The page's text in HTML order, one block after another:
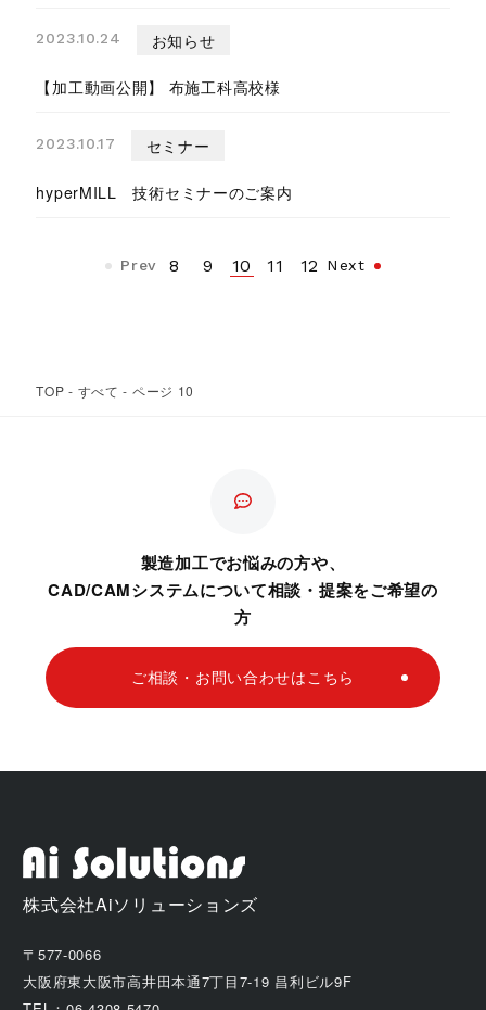
2023.10.24 お知らせ
【加工動画公開】 布施工科高校様
2023.10.17 セミナー
hyperMILL 技術セミナーのご案内
Prev 8 9 10 11 12 Next
TOP - すべて - ページ 10
製造加工でお悩みの方や、
CAD/CAMシステムについて相談・提案をご希望の
方
ご相談・お問い合わせはこちら
株式会社Aiソリューションズ
〒577-0066
大阪府東大阪市高井田本通7丁目7-19 昌利ビル9F